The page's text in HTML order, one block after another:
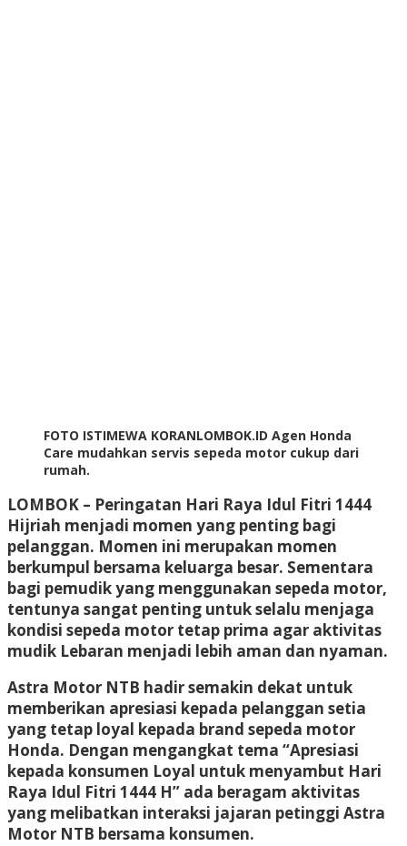
FOTO ISTIMEWA KORANLOMBOK.ID Agen Honda
Care mudahkan servis sepeda motor cukup dari
rumah.
LOMBOK – Peringatan Hari Raya Idul Fitri 1444
Hijriah menjadi momen yang penting bagi
pelanggan. Momen ini merupakan momen
berkumpul bersama keluarga besar. Sementara
bagi pemudik yang menggunakan sepeda motor,
tentunya sangat penting untuk selalu menjaga
kondisi sepeda motor tetap prima agar aktivitas
mudik Lebaran menjadi lebih aman dan nyaman.
Astra Motor NTB hadir semakin dekat untuk
memberikan apresiasi kepada pelanggan setia
yang tetap loyal kepada brand sepeda motor
Honda. Dengan mengangkat tema “Apresiasi
kepada konsumen Loyal untuk menyambut Hari
Raya Idul Fitri 1444 H” ada beragam aktivitas
yang melibatkan interaksi jajaran petinggi Astra
Motor NTB bersama konsumen.